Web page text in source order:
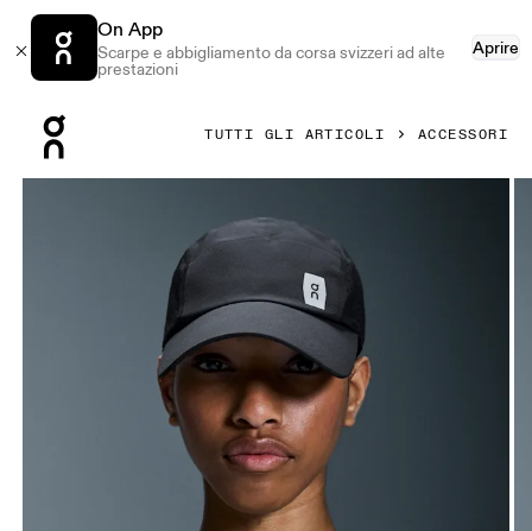
On App
Scarpe e abbigliamento da corsa svizzeri ad alte
prestazioni
Aprire
TUTTI GLI ARTICOLI ACCESSORI